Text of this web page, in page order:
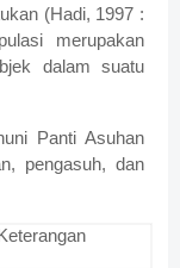
(Hadi, 1997 :
merupakan
dalam suatu
Panti Asuhan
pengasuh, dan